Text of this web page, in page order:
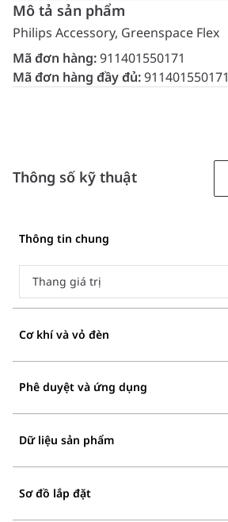
Mô tả sản phẩm
Philips Accessory, Greenspace Flex
Mã đơn hàng:911401550171
Mã đơn hàng đầy đủ:911401550171
Thông số kỹ thuật
Thông tin chung
Thang giá trị
Cơ khí và vỏ đèn
Phê duyệt và ứng dụng
Dữ liệu sản phẩm
Sơ đồ lắp đặt